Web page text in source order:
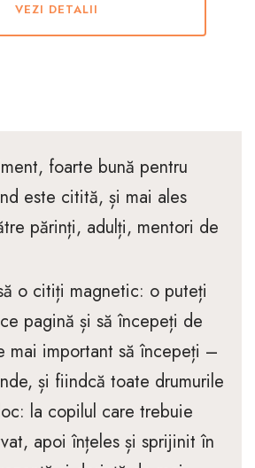
VEZI DETALII
foarte bună pentru
este citită, și mai ales
părinți, adulți, mentori de
o citiți magnetic: o puteți
pagină și să începeți de
mai important să începeți –
și fiindcă toate drumurile
la copilul care trebuie
apoi înțeles și sprijinit în